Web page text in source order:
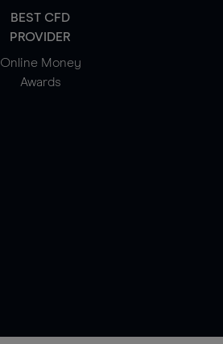
BEST CFD
PROVIDER
Online Money
Awards